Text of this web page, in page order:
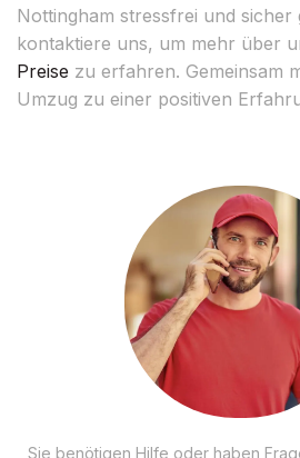
Nottingham stressfrei und sicher
kontaktiere uns, um mehr über
Preise zu erfahren. Gemeinsam
Umzug zu einer positiven
Sie benötigen Hilfe oder haben